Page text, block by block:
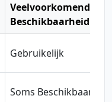
Veelvoorkomende
Beschikbaarheid
Gebruikelijk
Soms Beschikbaar